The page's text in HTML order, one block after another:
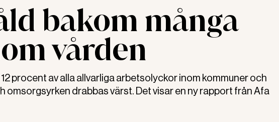
bakom många
vården
procent av alla allvarliga arbetsolyckor inom kommuner och
omsorgsyrken drabbas värst. Det visar en ny rapport från Afa